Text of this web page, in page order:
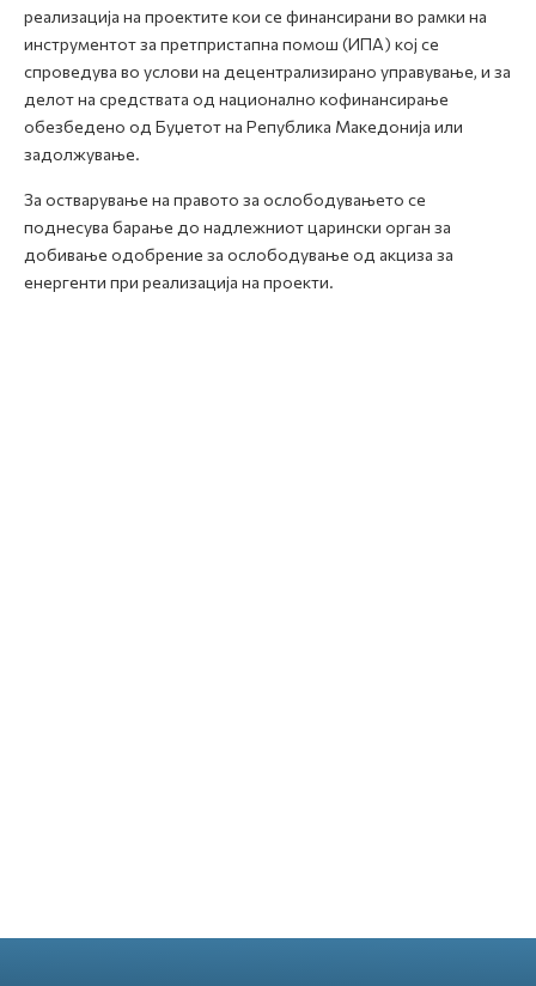
реализација на проектите кои се финансирани во рамки на
инструментот за претпристапна помош (ИПА) кој се
спроведува во услови на децентрализирано управување, и за
делот на средствата од национално кофинансирање
обезбедено од Буџетот на Република Македонија или
задолжување.
За остварување на правото за ослободувањето се
поднесува барање до надлежниот царински орган за
добивање одобрение за ослободување од акциза за
енергенти при реализација на проекти.